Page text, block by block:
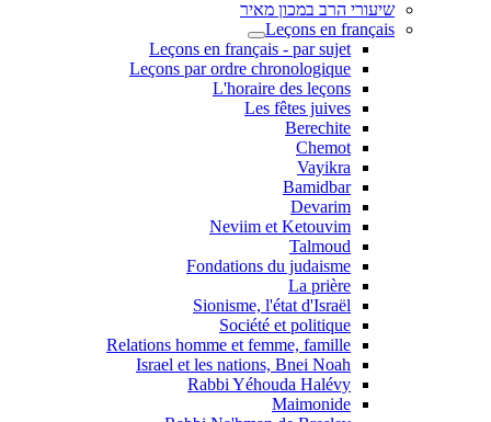
שיעורי הרב במכון מאיר
Leçons en français
Leçons en français - par sujet
Leçons par ordre chronologique
L'horaire des leçons
Les fêtes juives
Berechite
Chemot
Vayikra
Bamidbar
Devarim
Neviim et Ketouvim
Talmoud
Fondations du judaisme
La prière
Sionisme, l'état d'Israël
Société et politique
Relations homme et femme, famille
Israel et les nations, Bnei Noah
Rabbi Yéhouda Halévy
Maimonide